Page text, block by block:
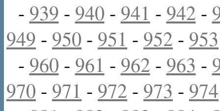
- 939 - 940 - 941 - 942 -
949 - 950 - 951 - 952 - 953
- 960 - 961 - 962 - 963 -
970 - 971 - 972 - 973 - 974